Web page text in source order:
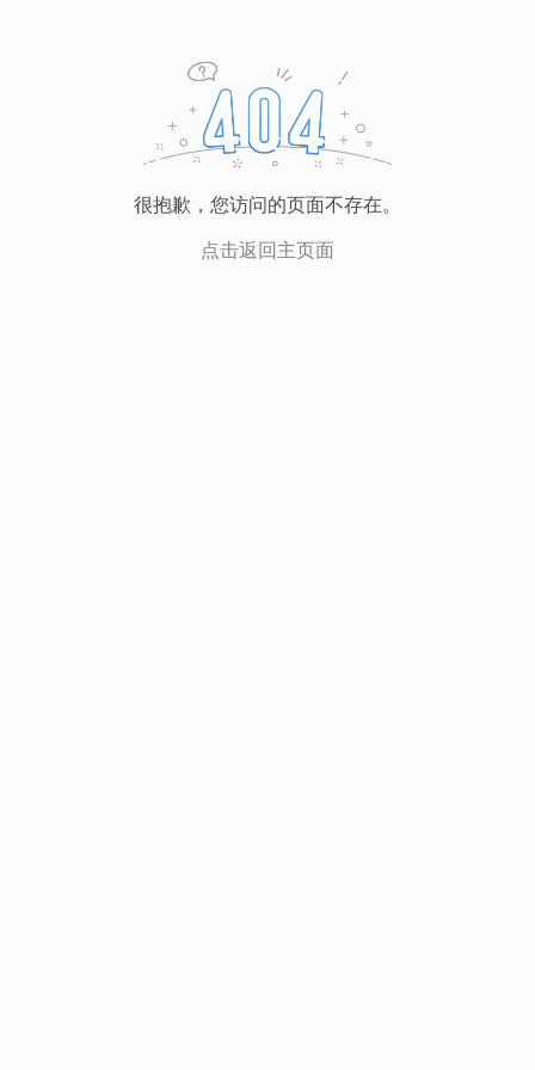
很抱歉，您访问的页面不存在。
点击返回主页面